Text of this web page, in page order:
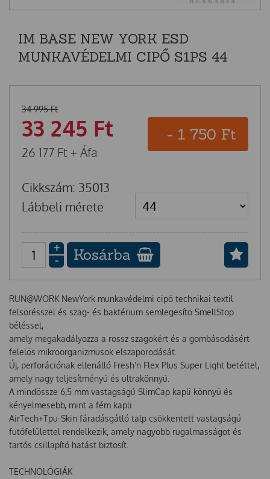
IM BASE NEW YORK ESD
MUNKAVÉDELMI CIPŐ S1PS 44
34 995Ft
- 1 750 Ft
33 245 Ft
26 177 Ft + Áfa
Cikkszám: 35013
Lábbeli mérete
+
-
Kosárba
RUN@WORK NewYork munkavédelmi cipő technikai textil
felsőrésszel és szag- és baktérium semlegesítő SmellStop
béléssel,
amely megakadályozza a rossz szagokért és a gombásodásért
felelős mikroorganizmusok elszaporodását.
Új, perforációnak ellenálló Fresh'n Flex Plus Super Light betéttel,
amely nagy teljesítményű és ultrakönnyű.
A mindössze 6,5 mm vastagságú SlimCap kapli könnyű és
kényelmesebb, mint a fém kapli.
AirTech+Tpu-Skin fáradásgátló talp csökkentett vastagságú
futófelülettel rendelkezik, amely nagyobb rugalmasságot és
tartós csillapító hatást biztosít.
TECHNOLÓGIÁK